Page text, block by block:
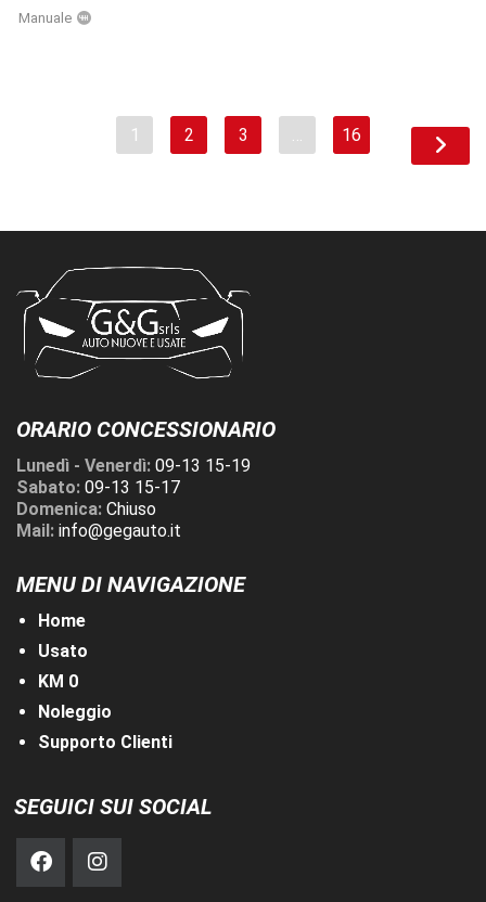
Manuale
1 2 3 … 16
ORARIO CONCESSIONARIO
Lunedì - Venerdì: 09-13 15-19
Sabato: 09-13 15-17
Domenica: Chiuso
Mail: info@gegauto.it
MENU DI NAVIGAZIONE
Home
Usato
KM 0
Noleggio
Supporto Clienti
SEGUICI SUI SOCIAL